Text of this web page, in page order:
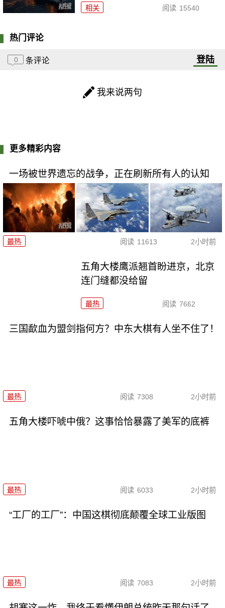
相关 阅读 15540
热门评论
0 条评论 登陆
我来说两句
更多精彩内容
一场被世界遗忘的战争，正在刷新所有人的认知
最热 阅读 11613 2小时前
五角大楼鹰派翘首盼进京，北京
连门缝都没给留
最热 阅读 7662
三国歃血为盟剑指何方？中东大棋有人坐不住了！
最热 阅读 7308 2小时前
五角大楼吓唬中俄？这事恰恰暴露了美军的底裤
最热 阅读 6033 2小时前
“工厂的工厂”：中国这棋彻底颠覆全球工业版图
最热 阅读 7083 2小时前